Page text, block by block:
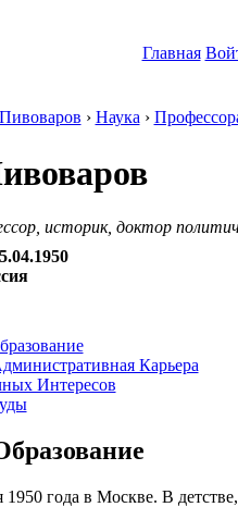
Главная
Пивоваров › Наука ›
историк, доктор
Карьера
Интересов
1950 года в Москве. В